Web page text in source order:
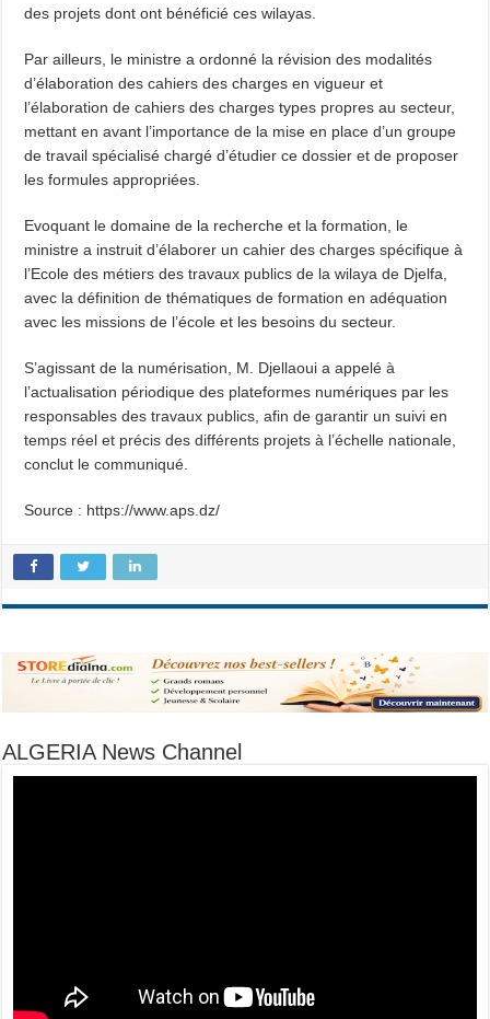
des projets dont ont bénéficié ces wilayas.
Par ailleurs, le ministre a ordonné la révision des modalités
d’élaboration des cahiers des charges en vigueur et
l’élaboration de cahiers des charges types propres au secteur,
mettant en avant l’importance de la mise en place d’un groupe
de travail spécialisé chargé d’étudier ce dossier et de proposer
les formules appropriées.
Evoquant le domaine de la recherche et la formation, le
ministre a instruit d’élaborer un cahier des charges spécifique à
l’Ecole des métiers des travaux publics de la wilaya de Djelfa,
avec la définition de thématiques de formation en adéquation
avec les missions de l’école et les besoins du secteur.
S’agissant de la numérisation, M. Djellaoui a appelé à
l’actualisation périodique des plateformes numériques par les
responsables des travaux publics, afin de garantir un suivi en
temps réel et précis des différents projets à l’échelle nationale,
conclut le communiqué.
Source : https://www.aps.dz/
ALGERIA News Channel